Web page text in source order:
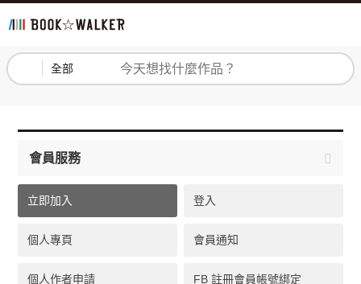
全部 登入 註冊
會員服務
立即加入 登入
個人專頁 會員通知
個人作者申請 FB 註冊會員帳號綁定